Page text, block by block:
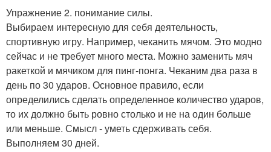
Упражнение 2. понимание силы.
Выбираем интересную для себя деятельность,
спортивную игру. Например, чеканить мячом. Это модно
сейчас и не требует много места. Можно заменить мяч
ракеткой и мячиком для пинг-понга. Чеканим два раза в
день по 30 ударов. Основное правило, если
определились сделать определенное количество ударов,
то их должно быть ровно столько и не на один больше
или меньше. Смысл - уметь сдерживать себя.
Выполняем 30 дней.